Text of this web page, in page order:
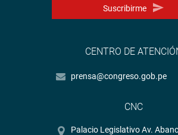
Suscribirme
CENTRO DE
prensa@congreso.gob.pe
CNC
Palacio Legislativo Av.